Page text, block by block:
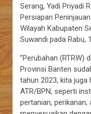
Serang, Yadi Priyadi
Persiapan
Wilayah Kabupaten
Suwandi pada Rabu,
”Perubahan (RTRW)
Provinsi Banten
tahun 2023, kita juga
ATR/BPN, seperti
pertanian, perikanan,